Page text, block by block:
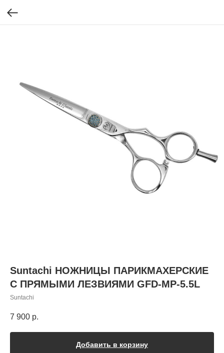
Suntachi НОЖНИЦЫ ПАРИКМАХЕРСКИЕ
С ПРЯМЫМИ ЛЕЗВИЯМИ GFD-MP-5.5L
Suntachi
7 900 р.
Добавить в корзину